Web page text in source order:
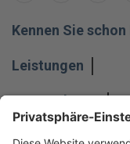
Kennen Sie
Leistungen
Unternehmen